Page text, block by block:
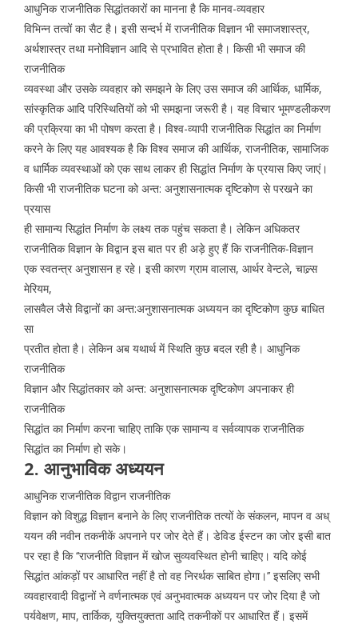
आधुनिक राजनीतिक सिद्धांतकारों का मानना है कि मानव-व्यवहार
विभिन्न तत्वों का सैट है। इसी सन्दर्भ में राजनीतिक विज्ञान भी समाजशास्त्र,
अर्थशास्त्र तथा मनोविज्ञान आदि से प्रभावित होता है। किसी भी समाज की
राजनीतिक
व्यवस्था और उसके व्यवहार को समझने के लिए उस समाज की आर्थिक, धार्मिक,
सांस्कृतिक आदि परिस्थितियों को भी समझना जरूरी है। यह विचार भूमण्डलीकरण
की प्रक्रिया का भी पोषण करता है। विश्व-व्यापी राजनीतिक सिद्धांत का निर्माण
करने के लिए यह आवश्यक है कि विश्व समाज की आर्थिक, राजनीतिक, सामाजिक
व धार्मिक व्यवस्थाओं को एक साथ लाकर ही सिद्धांत निर्माण के प्रयास किए जाएं।
किसी भी राजनीतिक घटना को अन्त: अनुशासनात्मक दृष्टिकोण से परखने का
प्रयास
ही सामान्य सिद्धांत निर्माण के लक्ष्य तक पहुंच सकता है। लेकिन अधिकतर
राजनीतिक विज्ञान के विद्वान इस बात पर ही अड़े हुए हैं कि राजनीतिक-विज्ञान
एक स्वतन्त्र अनुशासन ह रहे। इसी कारण ग्राम वालास, आर्थर वेन्टले, चाल्र्स
मेरियम,
लासवैल जैसे विद्वानों का अन्त:अनुशासनात्मक अध्ययन का दृष्टिकोण कुछ बाधित
सा
प्रतीत होता है। लेकिन अब यथार्थ में स्थिति कुछ बदल रही है। आधुनिक
राजनीतिक
विज्ञान और सिद्धांतकार को अन्त: अनुशासनात्मक दृष्टिकोण अपनाकर ही
राजनीतिक
सिद्धांत का निर्माण करना चाहिए ताकि एक सामान्य व सर्वव्यापक राजनीतिक
सिद्धांत का निर्माण हो सके।
2. आनुभाविक अध्ययन
आधुनिक राजनीतिक विद्वान राजनीतिक
विज्ञान को विशुद्ध विज्ञान बनाने के लिए राजनीतिक तत्यों के संकलन, मापन व अध्
ययन की नवीन तकनीकें अपनाने पर जोर देते हैं। डेविड ईस्टन का जोर इसी बात
पर रहा है कि ‘‘राजनीति विज्ञान में खोज सुव्यवस्थित होनी चाहिए। यदि कोई
सिद्धांत आंकड़ों पर आधारित नहीं है तो वह निरर्थक साबित होगा।’’ इसलिए सभी
व्यवहारवादी विद्वानों ने वर्णनात्मक एवं अनुभवात्मक अध्ययन पर जोर दिया है जो
पर्यवेक्षण, माप, तार्किक, युक्तियुक्तता आदि तकनीकों पर आधारित हैं। इसमें